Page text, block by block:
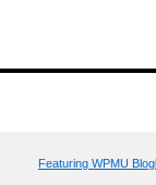
Featuring WPMU